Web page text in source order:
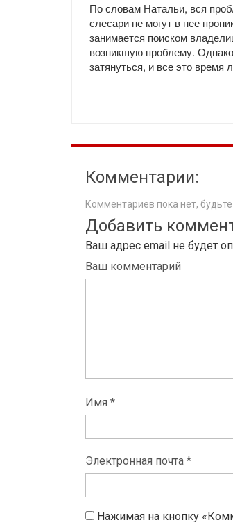
По словам Натальи, вся
слесари не могут в нее
занимается поиском
возникшую проблему.
затянуться, и все это
Комментарии:
Комментариев пока нет,
Добавить
Ваш адрес email не будет
Ваш комментарий
Имя *
Электронная почта *
Нажимая на кнопку